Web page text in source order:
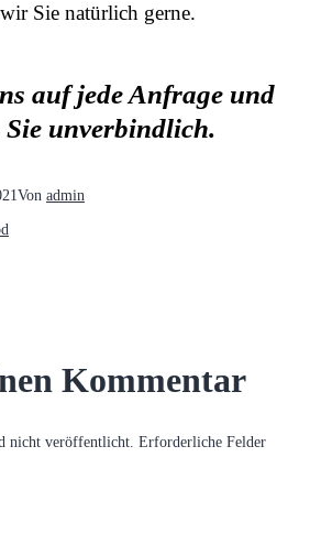
Sie natürlich gerne.
auf jede Anfrage und
Sie unverbindlich.
Von admin
Kommentar
nicht veröffentlicht. Erforderliche Felder